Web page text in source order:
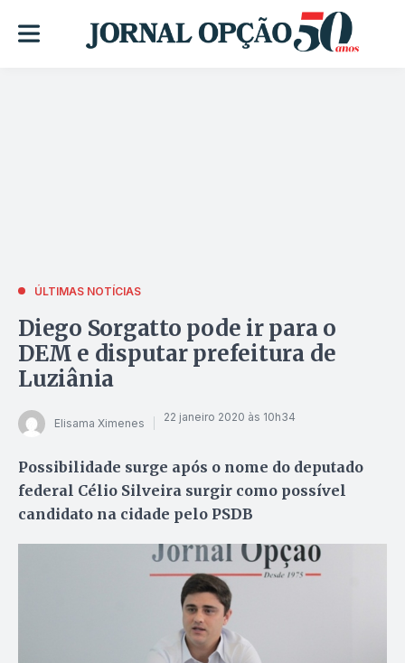
ÚLTIMAS NOTÍCIAS
Diego Sorgatto pode ir para o
DEM e disputar prefeitura de
Luziânia
Elisama Ximenes 22 janeiro 2020 às 10h34
Possibilidade surge após o nome do deputado
federal Célio Silveira surgir como possível
candidato na cidade pelo PSDB